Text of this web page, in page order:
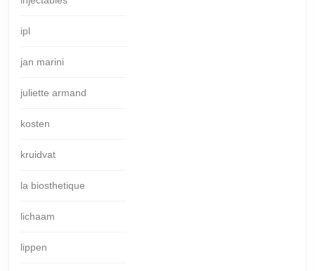
ipl
jan marini
juliette armand
kosten
kruidvat
la biosthetique
lichaam
lippen